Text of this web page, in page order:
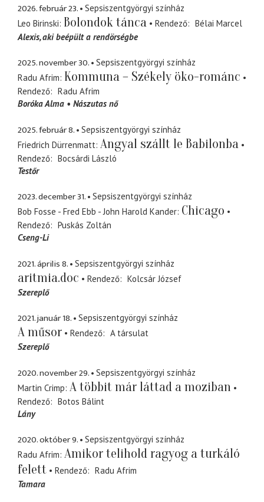
2026. február 23.
Sepsiszentgyörgyi színház
Leo Birinski Bolondok tánca Rendező
Bélai Marcel
Alexis aki beépült a rendörségbe
2025. november 30.
Sepsiszentgyörgyi színház
Radu Afrim Kommuna – Székely öko-románc
Rendező
Radu Afrim
Boróka Alma
Nászutas nő
2025. február 8.
Sepsiszentgyörgyi színház
Friedrich Dürrenmatt Angyal szállt le Babilonba
Rendező
Bocsárdi László
Testőr
2023. december 31.
Sepsiszentgyörgyi színház
Bob Fosse - Fred Ebb - John Harold Kander Chicago
Rendező
Puskás Zoltán
Cseng-Li
2021. április 8. Sepsiszentgyörgyi színház
aritmia.doc Rendező
Kolcsár József
Szereplő
2021. január 18. Sepsiszentgyörgyi színház
A műsor Rendező
A társulat
Szereplő
2020. november 29.
Sepsiszentgyörgyi színház
Martin Crimp A többit már láttad a moziban
Rendező
Botos Bálint
Lány
2020. október 9.
Sepsiszentgyörgyi színház
Radu Afrim Amikor telihold ragyog a turkáló
felett
Rendező
Radu Afrim
Tamara